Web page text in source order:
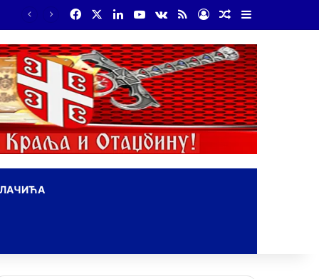
FacebookLinkedInYouTube
vk.com
RSS Log InRandom Article